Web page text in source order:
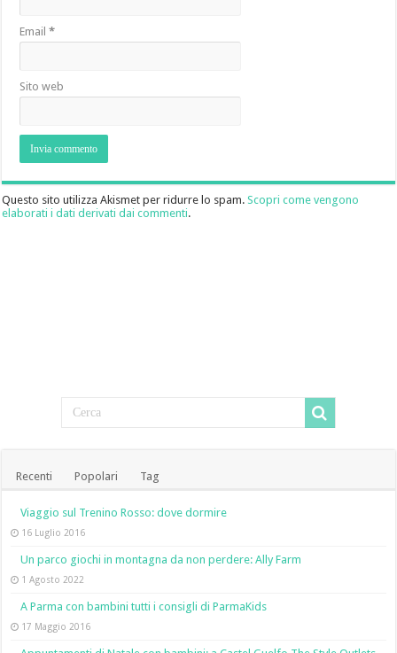
Email*
Sito web
Questo sito utilizza Akismet per ridurre lo spam.Scopri come vengono
elaborati i dati derivati dai commenti.
Recenti Popolari Tag
Viaggio sul Trenino Rosso: dove dormire
16 Luglio 2016
Un parco giochi in montagna da non perdere: Ally Farm
1 Agosto 2022
A Parma con bambini tutti i consigli di ParmaKids
17 Maggio 2016